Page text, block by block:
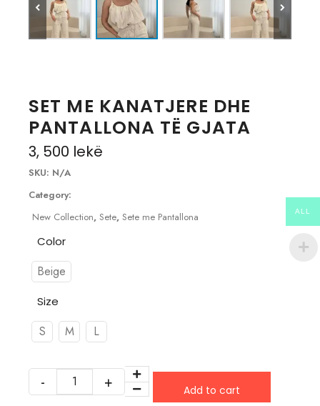
SET ME KANATJERE DHE
PANTALLONA TË GJATA
3, 500 lekë
SKU: N/A
Category:
New Collection, Sete, Sete me Pantallona
Color
Beige
Size
S M L
Add to cart
ALL